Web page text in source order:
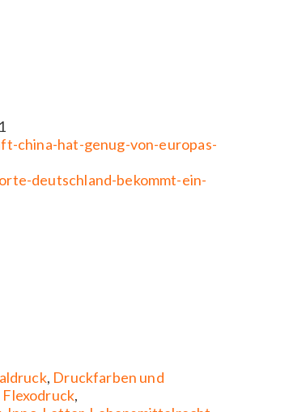
china-hat-genug-von-europas-
deutschland-bekommt-ein-
, Druckfarben und
Flexodruck,